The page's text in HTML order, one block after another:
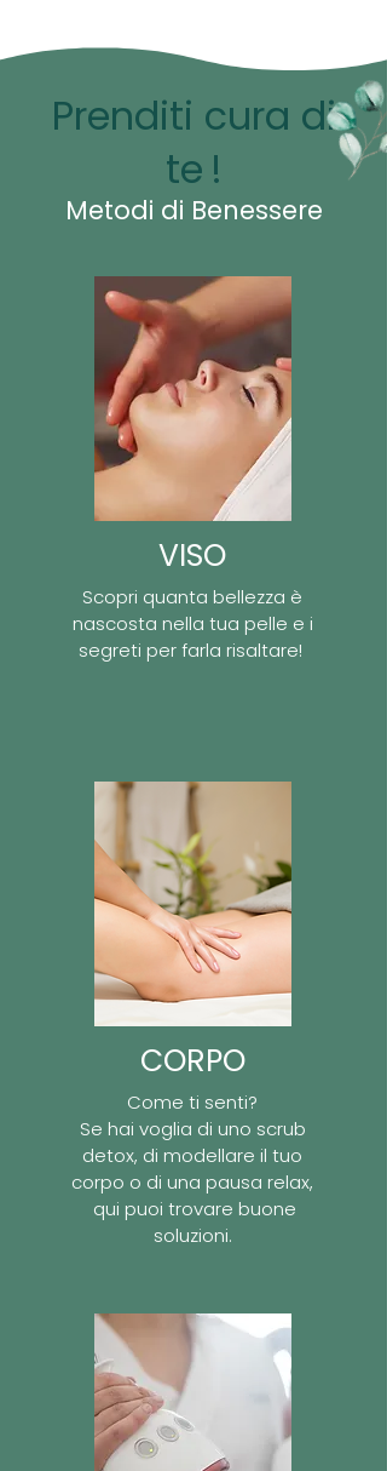
Prenditi cura di
te !
Metodi di Benessere
VISO
Scopri quanta bellezza è
nascosta nella tua pelle e i
segreti per farla risaltare!
CORPO
Come ti senti?
Se hai voglia di uno scrub
detox, di modellare il tuo
corpo o di una pausa relax,
qui puoi trovare buone
soluzioni.